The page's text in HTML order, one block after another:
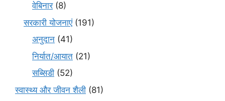
वेबिनार(8)
सरकारी योजनाएं(191)
अनुदान (41)
निर्यात/आयात (21)
सब्सिडी (52)
स्वास्थ्य और जीवन शैली (81)